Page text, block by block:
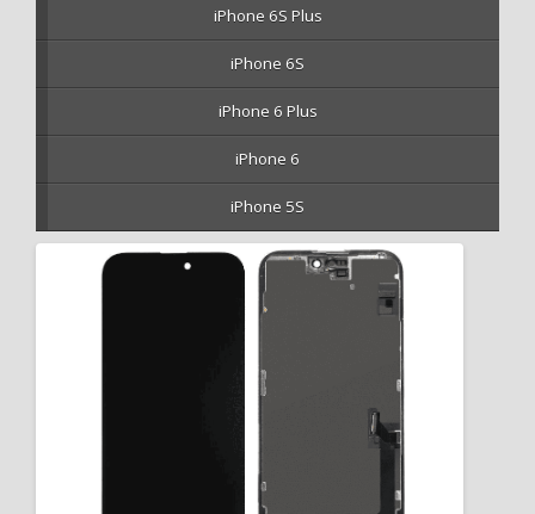
iPhone 6S Plus
iPhone 6S
iPhone 6 Plus
iPhone 6
iPhone 5S